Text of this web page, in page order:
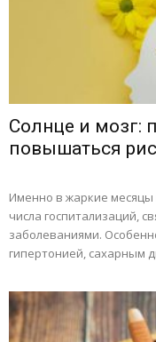
Солнце и мозг:
повышаться
Именно в жаркие
числа госпитализаций,
заболеваниями.
гипертонией, сахарным